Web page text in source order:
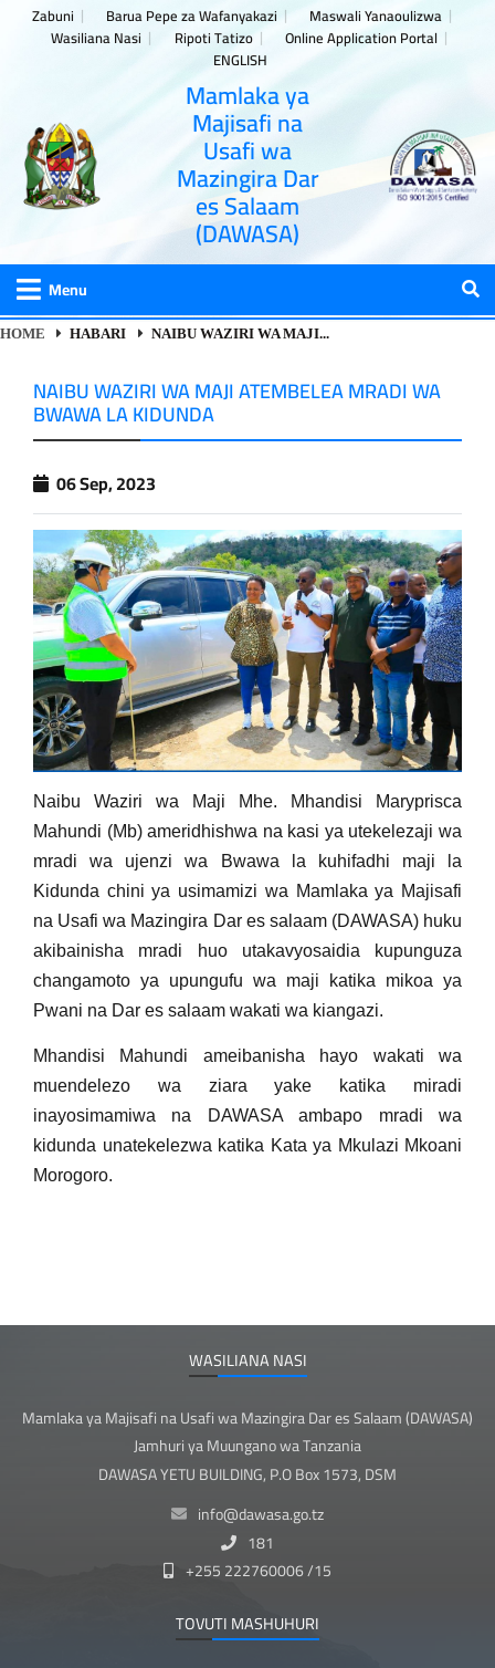
Zabuni Barua Pepe za Wafanyakazi
Maswali Yanaoulizwa
Wasiliana Nasi
Ripoti Tatizo
Online Application Portal
ENGLISH
Mamlaka ya
Majisafi na
Usafi wa
Mazingira Dar
es Salaam
(DAWASA)
Menu
HOME HABARI NAIBU WAZIRI WA MAJI...
NAIBU WAZIRI WA MAJI ATEMBELEA MRADI WA
BWAWA LA KIDUNDA
06 Sep, 2023
Naibu Waziri wa Maji Mhe. Mhandisi Maryprisca
Mahundi (Mb) ameridhishwa na kasi ya utekelezaji wa
mradi wa ujenzi wa Bwawa la kuhifadhi maji la
Kidunda chini ya usimamizi wa Mamlaka ya Majisafi
na Usafi wa Mazingira Dar es salaam (DAWASA) huku
akibainisha mradi huo utakavyosaidia kupunguza
changamoto ya upungufu wa maji katika mikoa ya
Pwani na Dar es salaam wakati wa kiangazi.
Mhandisi Mahundi ameibanisha hayo wakati wa
muendelezo wa ziara yake katika miradi
inayosimamiwa na DAWASA ambapo mradi wa
kidunda unatekelezwa katika Kata ya Mkulazi Mkoani
Morogoro.
WASILIANA NASI
Mamlaka ya Majisafi na Usafi wa Mazingira Dar es Salaam (DAWASA)
Jamhuri ya Muungano wa Tanzania
DAWASA YETU BUILDING, P.O Box 1573, DSM
info@dawasa.go.tz
181
+255 222760006 /15
TOVUTI MASHUHURI